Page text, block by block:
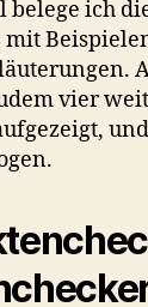
belege ich
vier